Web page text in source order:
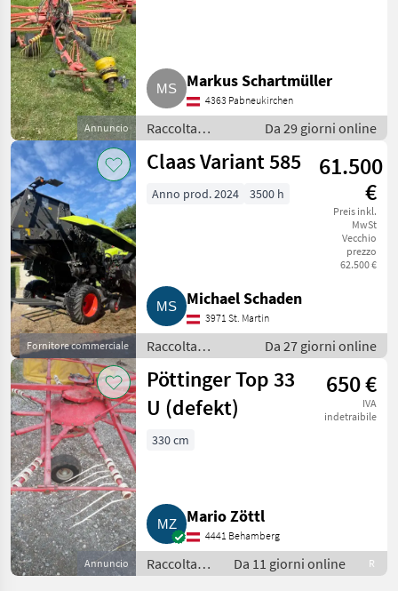
Annuncio
Markus Schartmüller
4363 Pabneukirchen
Raccolta
mangimi /
Giroandanatore
Da 29 giorni online
Fornitore commerciale
Claas Variant 585
61.500
€
Preis inkl.
MwSt
Vecchio
prezzo
62.500 €
Anno prod. 2024 3500 h
Michael Schaden
3971 St. Martin
Raccolta
mangimi /
Rotopresse
Da 27 giorni online
Annuncio
Pöttinger Top 33
U (defekt)
650 €
IVA
indetraibile
330 cm
Mario Zöttl
4441 Behamberg
Raccolta
mangimi /
Da 11 giorni online R